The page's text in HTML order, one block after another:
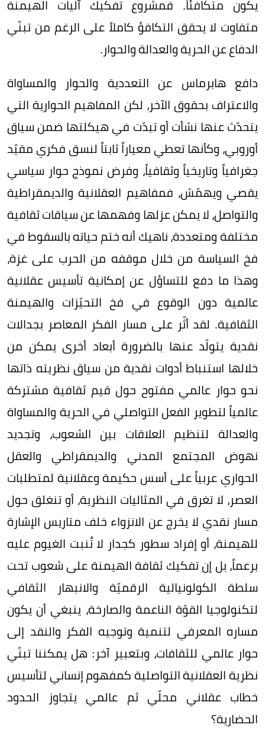
يكون متكافئاً. فمشروع تفكيك آليات الهيمنة
متفاوت لا يحقق التكافؤ كاملاً على الرغم من تبنّي
الدفاع عن الحرية والعدالة والحوار.
دافع هابرماس عن التعددية والحوار والمساواة
والاعتراف بحقوق الآخر، لكن المفاهيم الحوارية التي
يتحدّث عنها نشأت أو تبدّت في هيكلتها ضمن سياق
أوروبي، وكأنها تعطي معياراً ثابتاً لنسق فكري مقيّد
جغرافياً وتاريخياً وثقافياً، وفرض نموذج حوار سياسي
يقصي ويهمّش، فمفاهيم العقلانية والديمقراطية
والتواصل، لا يمكن عزلها وفهمها عن سياقات ثقافية
مختلفة ومتعددة، ناهيك أنه ختم حياته بالسقوط في
فخ السياسة من خلال موقفه من الحرب على غزة،
وهذا ما دفع للتساؤل عن إمكانية تأسيس عقلانية
عالمية دون الوقوع في فخ التحيّزات والهيمنة
الثقافية. لقد أثّر على مسار الفكر المعاصر بجدالات
نقدية يتولّد عنها بالضرورة أبعاد أخرى يمكن من
خلالها استنباط أدوات نقدية من سياق نظريته ذاتها
نحو حوار عالمي مفتوح حول قيم ثقافية مشتركة
عالمياً لتطوير الفعل التواصلي في الحرية والمساواة
والعدالة لتنظيم العلاقات بين الشعوب، وتجديد
نهوض المجتمع المدني والديمقراطي والعقل
الحواري عربياً على أسس حكيمة وعقلانية لمتطلبات
العصر، لا تغرق في المثاليات النظرية، أو تنغلق حول
مسار نقدي لا يخرج عن الانزواء خلف متاريس الإشارة
للهيمنة، أو إفراد سطور كجدار لا تُنبت الغيوم عليه
برعماً، بل إن تفكيك ثقافة الهيمنة على شعوب تحت
سلطة الكولونيالية الرقميّة والانبهار الثقافي
لتكنولوجيا القوّة الناعمة والصارخة، ينبغي أن يكون
مساره المعرفي لتنمية وتوجيه الفكر والنقد إلى
حوار عالمي للثقافات، وبتعبير آخر: هل يمكننا تبنّي
نظرية العقلانية التواصلية كمفهوم إنساني لتأسيس
خطاب عقلاني محلّي ثم عالمي يتجاوز الحدود
الحضارية؟